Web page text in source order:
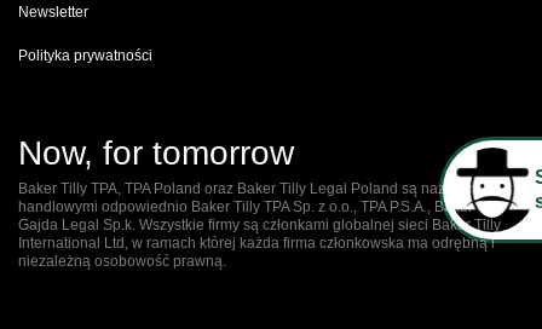
Newsletter
Polityka prywatności
Now, for tomorrow
Baker Tilly TPA, TPA Poland oraz Baker Tilly Legal Poland są nazwami
handlowymi odpowiednio Baker Tilly TPA Sp. z o.o., TPA P.S.A., Baker Tilly
Gajda Legal Sp.k. Wszystkie firmy są członkami globalnej sieci Baker Tilly
International Ltd, w ramach której każda firma członkowska ma odrębną i
niezależną osobowość prawną.